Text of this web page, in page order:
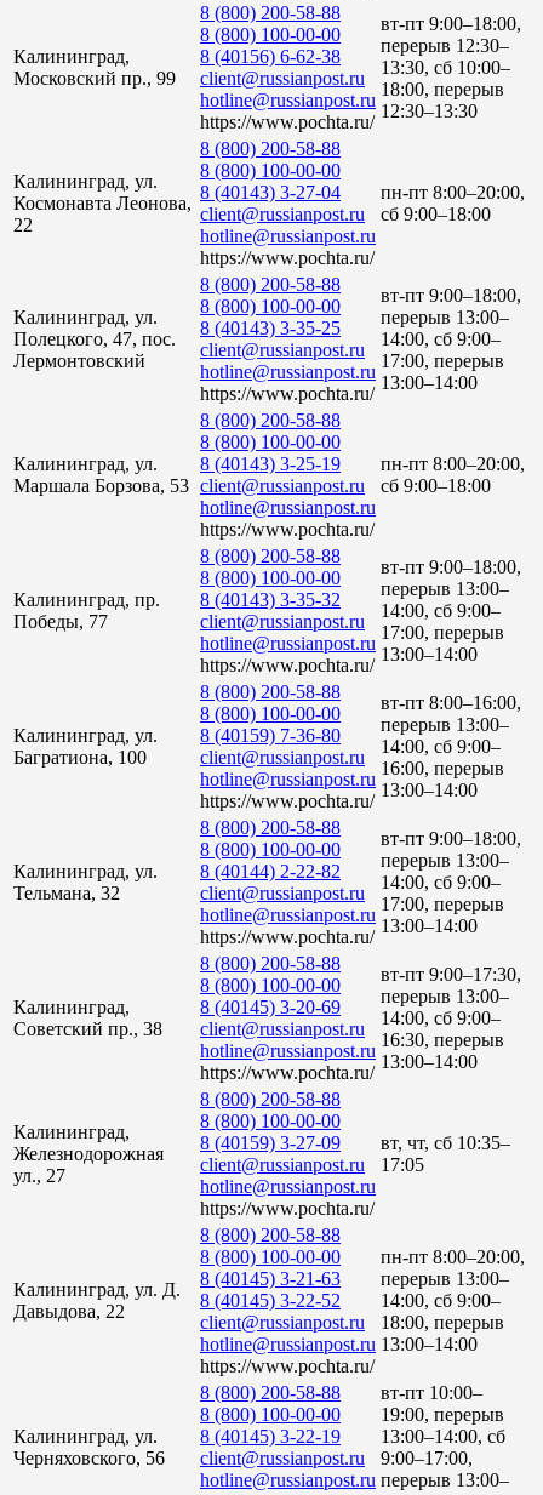
Калининград,
Московский пр., 99
8 (800) 200-58-88
8 (800) 100-00-00
8 (40156) 6-62-38
client@russianpost.ru
hotline@russianpost.ru
https://www.pochta.ru/
вт-пт 9:00–18:00,
перерыв 12:30–
13:30, сб 10:00–
18:00, перерыв
12:30–13:30
Калининград, ул.
Космонавта Леонова,
22
8 (800) 200-58-88
8 (800) 100-00-00
8 (40143) 3-27-04
client@russianpost.ru
hotline@russianpost.ru
https://www.pochta.ru/
пн-пт 8:00–20:00,
сб 9:00–18:00
Калининград, ул.
Полецкого, 47, пос.
Лермонтовский
8 (800) 200-58-88
8 (800) 100-00-00
8 (40143) 3-35-25
client@russianpost.ru
hotline@russianpost.ru
https://www.pochta.ru/
вт-пт 9:00–18:00,
перерыв 13:00–
14:00, сб 9:00–
17:00, перерыв
13:00–14:00
Калининград, ул.
Маршала Борзова, 53
8 (800) 200-58-88
8 (800) 100-00-00
8 (40143) 3-25-19
client@russianpost.ru
hotline@russianpost.ru
https://www.pochta.ru/
пн-пт 8:00–20:00,
сб 9:00–18:00
Калининград, пр.
Победы, 77
8 (800) 200-58-88
8 (800) 100-00-00
8 (40143) 3-35-32
client@russianpost.ru
hotline@russianpost.ru
https://www.pochta.ru/
вт-пт 9:00–18:00,
перерыв 13:00–
14:00, сб 9:00–
17:00, перерыв
13:00–14:00
Калининград, ул.
Багратиона, 100
8 (800) 200-58-88
8 (800) 100-00-00
8 (40159) 7-36-80
client@russianpost.ru
hotline@russianpost.ru
https://www.pochta.ru/
вт-пт 8:00–16:00,
перерыв 13:00–
14:00, сб 9:00–
16:00, перерыв
13:00–14:00
Калининград, ул.
Тельмана, 32
8 (800) 200-58-88
8 (800) 100-00-00
8 (40144) 2-22-82
client@russianpost.ru
hotline@russianpost.ru
https://www.pochta.ru/
вт-пт 9:00–18:00,
перерыв 13:00–
14:00, сб 9:00–
17:00, перерыв
13:00–14:00
Калининград,
Советский пр., 38
8 (800) 200-58-88
8 (800) 100-00-00
8 (40145) 3-20-69
client@russianpost.ru
hotline@russianpost.ru
https://www.pochta.ru/
вт-пт 9:00–17:30,
перерыв 13:00–
14:00, сб 9:00–
16:30, перерыв
13:00–14:00
Калининград,
Железнодорожная
ул., 27
8 (800) 200-58-88
8 (800) 100-00-00
8 (40159) 3-27-09
client@russianpost.ru
hotline@russianpost.ru
https://www.pochta.ru/
вт, чт, сб 10:35–
17:05
Калининград, ул. Д.
Давыдова, 22
8 (800) 200-58-88
8 (800) 100-00-00
8 (40145) 3-21-63
8 (40145) 3-22-52
client@russianpost.ru
hotline@russianpost.ru
https://www.pochta.ru/
пн-пт 8:00–20:00,
перерыв 13:00–
14:00, сб 9:00–
18:00, перерыв
13:00–14:00
Калининград, ул.
Черняховского, 56
8 (800) 200-58-88
8 (800) 100-00-00
8 (40145) 3-22-19
client@russianpost.ru
hotline@russianpost.ru
вт-пт 10:00–
19:00, перерыв
13:00–14:00, сб
9:00–17:00,
перерыв 13:00–